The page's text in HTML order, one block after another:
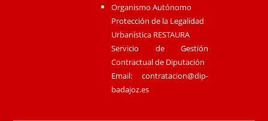
Organismo Autónomo
Protección de la Legalidad
Urbanística RESTAURA
Servicio de Gestión
Contractual de Diputación
Email:contratacion@dip-
badajoz.es